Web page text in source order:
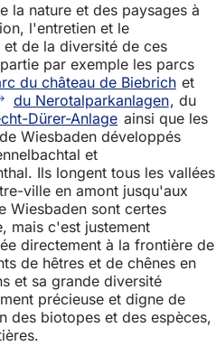
la nature et des paysages à
l'entretien et le
de la diversité de ces
par exemple les parcs
du château de Biebrich et
du Nerotalparkanlagen, du
Dürer-Anlage ainsi que les
Wiesbaden développés
et
Ils longent tous les vallées
ville en amont jusqu'aux
Wiesbaden sont certes
mais c'est justement
directement à la frontière de
de hêtres et de chênes en
et sa grande diversité
précieuse et digne de
des biotopes et des espèces,